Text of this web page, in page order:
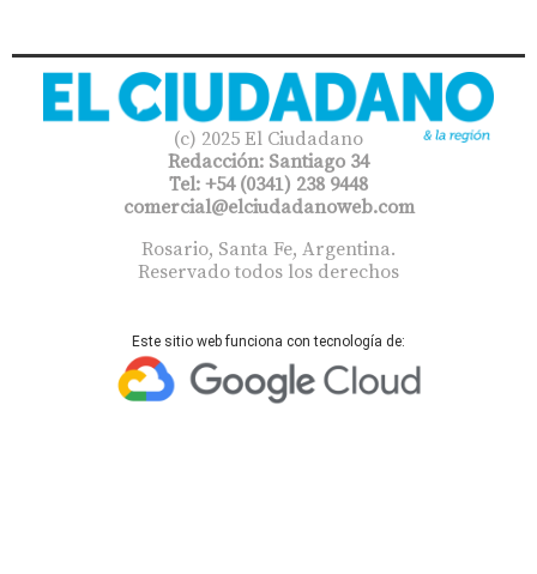
(c) 2025 El Ciudadano
Redacción: Santiago 34
Tel: +54 (0341) 238 9448
comercial@elciudadanoweb.com​
Rosario, Santa Fe, Argentina.
Reservado todos los derechos
Este sitio web funciona con tecnología de: